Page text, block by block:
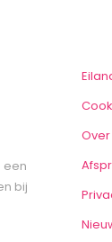
een
bij
Over